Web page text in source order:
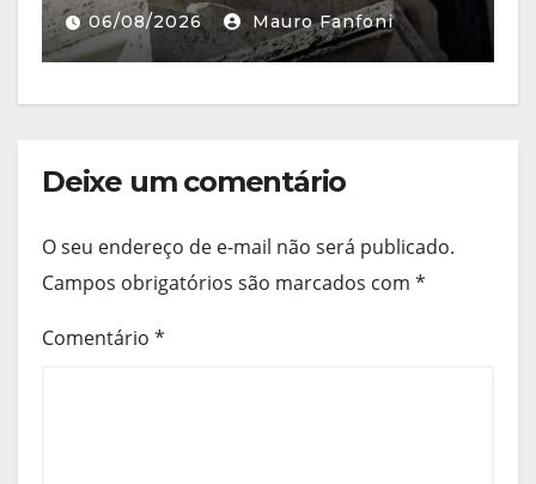
06/08/2026 Mauro Fanfoni
Deixe um comentário
O seu endereço de e-mail não será publicado.
Campos obrigatórios são marcados com *
Comentário *